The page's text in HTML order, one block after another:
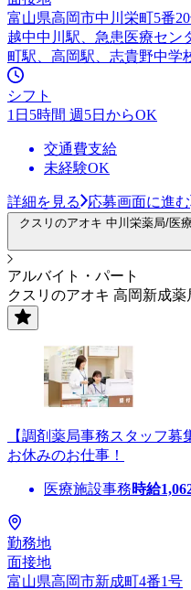
富山県高岡市中川栄町5番
越中中川駅、急患医療セン
町駅、高岡駅、志貴野中学
シフト
1日5時間 週5日からOK
交通費支給
未経験OK
詳細を見る 応募画面に進む
クスリのアオキ 中川栄薬局/医
アルバイト・パート
クスリのアオキ 高岡新成
【調剤薬局事務スタッフ
お休みのお仕事！
医療施設事務時給
勤務地
面接地
富山県高岡市新成町4番1号